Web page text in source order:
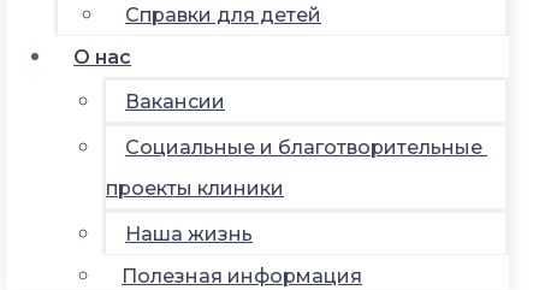
Справки для детей
О нас
Вакансии
Социальные и благотворительные
проекты клиники
Наша жизнь
Полезная информация